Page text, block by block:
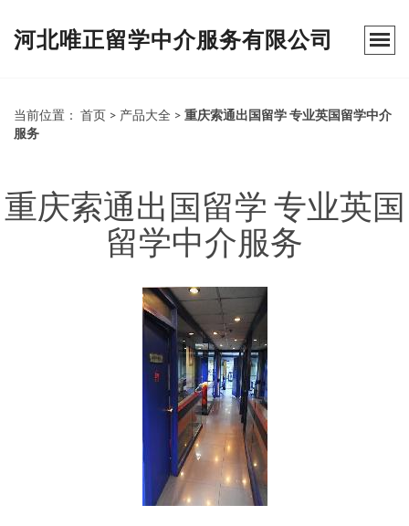
河北唯正留学中介服务有限公司
当前位置： 首页 > 产品大全 > 重庆索通出国留学 专业英国留学中介
服务
重庆索通出国留学 专业英国
留学中介服务